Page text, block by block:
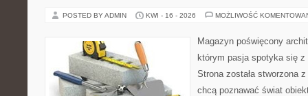
POSTED BY ADMIN KWI - 16 - 2026 MOŻLIWOŚĆ
Magazyn poświęcony
którym pasja spotyka się
Strona została stworzona
chcą poznawać świat